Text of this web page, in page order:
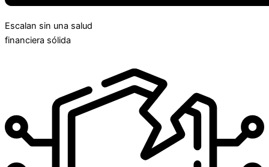
Escalan sin una salud
financiera sólida